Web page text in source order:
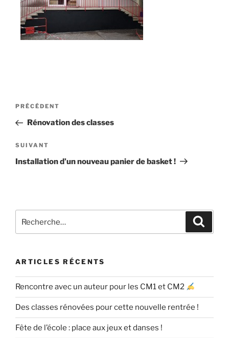
Navigation
l’article
Article
précédent
PRÉCÉDENT
Rénovation des classes
Article
suivant
SUIVANT
Installation d’un nouveau panier de basket !
pour
ARTICLES RÉCENTS
Rencontre avec un auteur pour les CM1 et CM2
Des classes rénovées pour cette nouvelle rentrée !
Fête de l’école : place aux jeux et danses !